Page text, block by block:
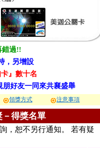
錯過!!
，另增設
』數十名
好友一同來共襄盛舉
領獎方式 注意事項
－得獎名單
，恕不另行通知。 若有疑